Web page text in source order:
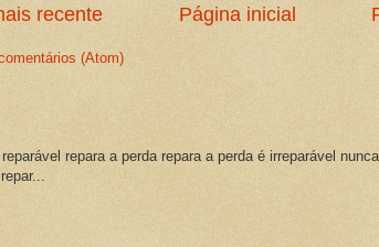
recente Página inicial
(Atom)
repara a perda repara a perda é irreparável